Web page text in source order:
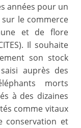
années pour un
le commerce
et de flore
Il souhaite
son stock
auprès des
morts
à des dizaines
comme vitaux
conservation et